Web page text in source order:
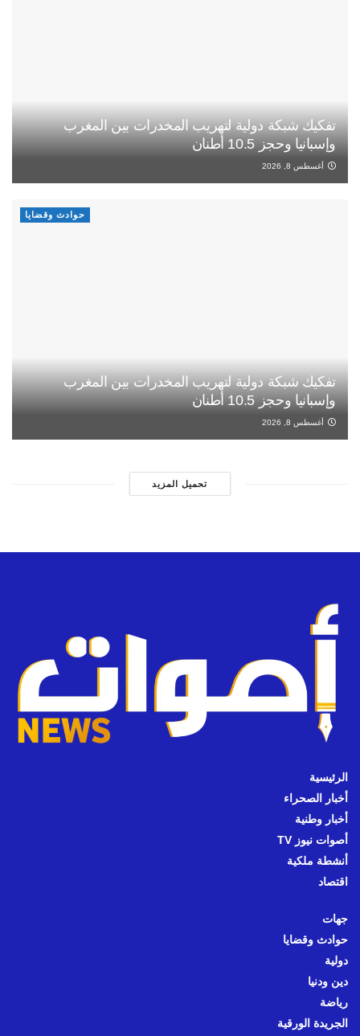
تفكيك شبكة دولية لتهريب المخدرات بين المغرب
وإسبانيا وحجز 10.5 أطنان
أغسطس 8, 2026
حوادث وقضايا
تفكيك شبكة دولية لتهريب المخدرات بين المغرب
وإسبانيا وحجز 10.5 أطنان
أغسطس 8, 2026
تحميل المزيد
الرئيسية
أخبار الصحراء
أخبار وطنية
أصوات نيوز TV
أنشطة ملكية
اقتصاد
جهات
حوادث وقضايا
دولية
دين ودنيا
رياضة
الجريدة الورقية